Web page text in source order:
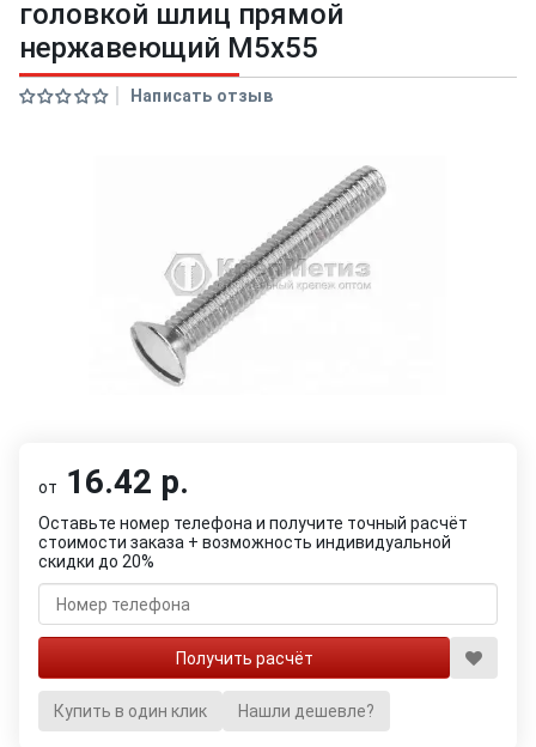
головкой шлиц прямой
нержавеющий M5x55
Написать отзыв
от 16.42 р.
Оставьте номер телефона и получите точный расчёт
стоимости заказа + возможность индивидуальной
скидки до 20%
Купить в один клик Нашли дешевле?